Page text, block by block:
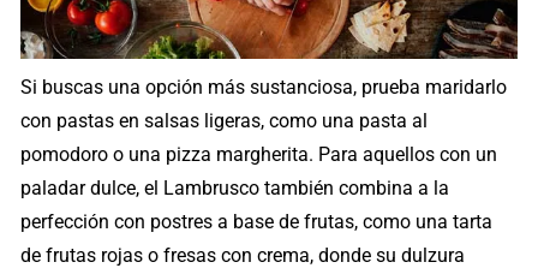
Si buscas una opción más sustanciosa, prueba maridarlo
con pastas en salsas ligeras, como una pasta al
pomodoro o una pizza margherita. Para aquellos con un
paladar dulce, el Lambrusco también combina a la
perfección con postres a base de frutas, como una tarta
de frutas rojas o fresas con crema, donde su dulzura